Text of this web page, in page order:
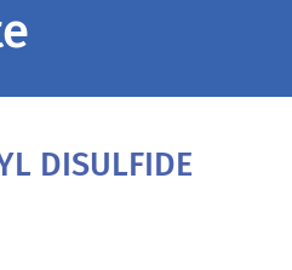
DISULFIDE